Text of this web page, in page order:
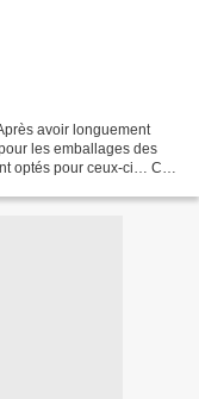
avoir longuement
les emballages des
optés pour ceux-ci… Ce